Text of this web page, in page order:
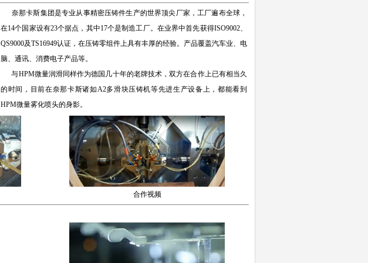
奈那卡斯集团是专业从事精密压铸件生产的世界顶尖厂家，工厂遍布全球，
在14个国家设有23个据点，其中17个是制造工厂。在业界中首先获得ISO9002、
QS9000及TS16949认证，在压铸零组件上具有丰厚的经验。产品覆盖汽车业、电
脑、通讯、消费电子产品等。
与HPM微量润滑同样作为德国几十年的老牌技术，双方在合作上已有相当久
的时间，目前在奈那卡斯诸如A2多滑块压铸机等先进生产设备上，都能看到
HPM微量雾化喷头的身影。
合作视频